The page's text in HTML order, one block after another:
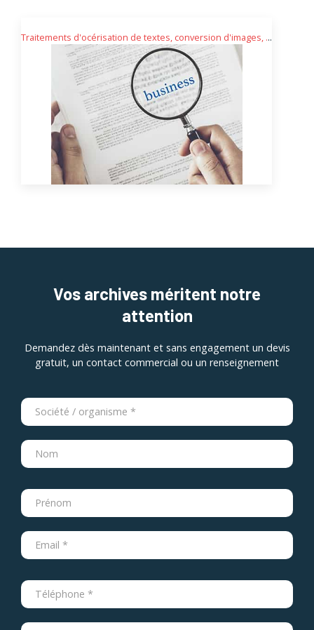
Traitements d'océrisation de textes, conversion d'images, ...
Vos archives méritent notre
attention
Demandez dès maintenant et sans engagement un devis
gratuit, un contact commercial ou un renseignement